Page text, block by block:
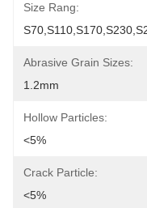
Size Rang:
Abrasive Grain Sizes:
1.2mm
Hollow Particles:
<5%
Crack Particle:
<5%